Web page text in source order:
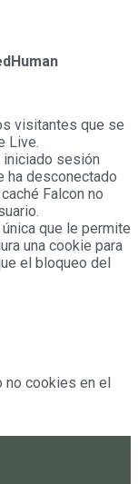
visitantes que se
Live.
iniciado sesión
ha desconectado
Falcon no
que le permite
una cookie para
el bloqueo del
no cookies en el